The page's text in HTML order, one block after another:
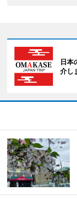
日本
介し